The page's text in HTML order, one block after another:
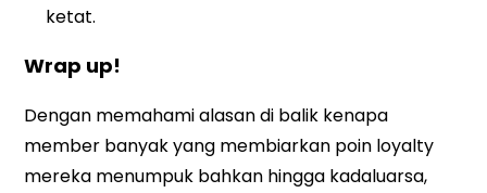
ketat.
Wrap up!
Dengan memahami alasan di balik kenapa
member banyak yang membiarkan poin loyalty
mereka menumpuk bahkan hingga kadaluarsa,